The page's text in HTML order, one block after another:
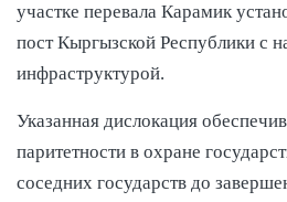
участке перевала Карамик
пост Кыргызской Республики с
инфраструктурой.
Указанная дислокация
паритетности в охране
соседних государств до